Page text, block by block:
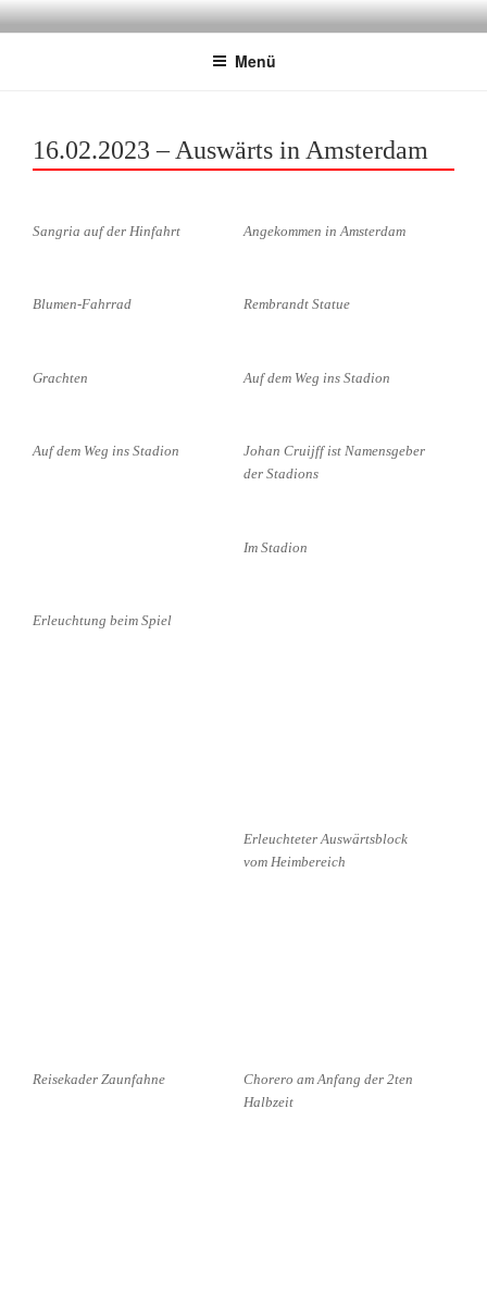
Zum
InhaltGRENZENLOS EISERN
Fanclub für Respekt und Toleranz im Stadion
Menü
16.02.2023 – Auswärts in Amsterdam
Sangria auf der Hinfahrt Angekommen in Amsterdam
Blumen-Fahrrad Rembrandt Statue
Grachten Auf dem Weg ins Stadion
Auf dem Weg ins Stadion
Johan Cruijff ist Namensgeber
der Stadions
Im Stadion
Erleuchtung beim Spiel
Erleuchteter Auswärtsblock
vom Heimbereich
Reisekader Zaunfahne
Chorero am Anfang der 2ten
Halbzeit